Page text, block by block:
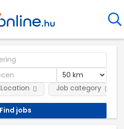
Location Job category